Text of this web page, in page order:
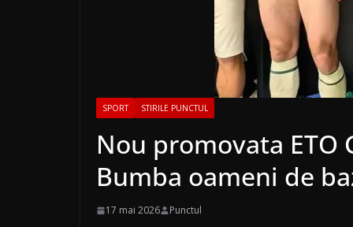
SPORT STIRILE PUNCTUL
Nou promovata ETO
Bumba oameni de
17 mai 2026 Punctul